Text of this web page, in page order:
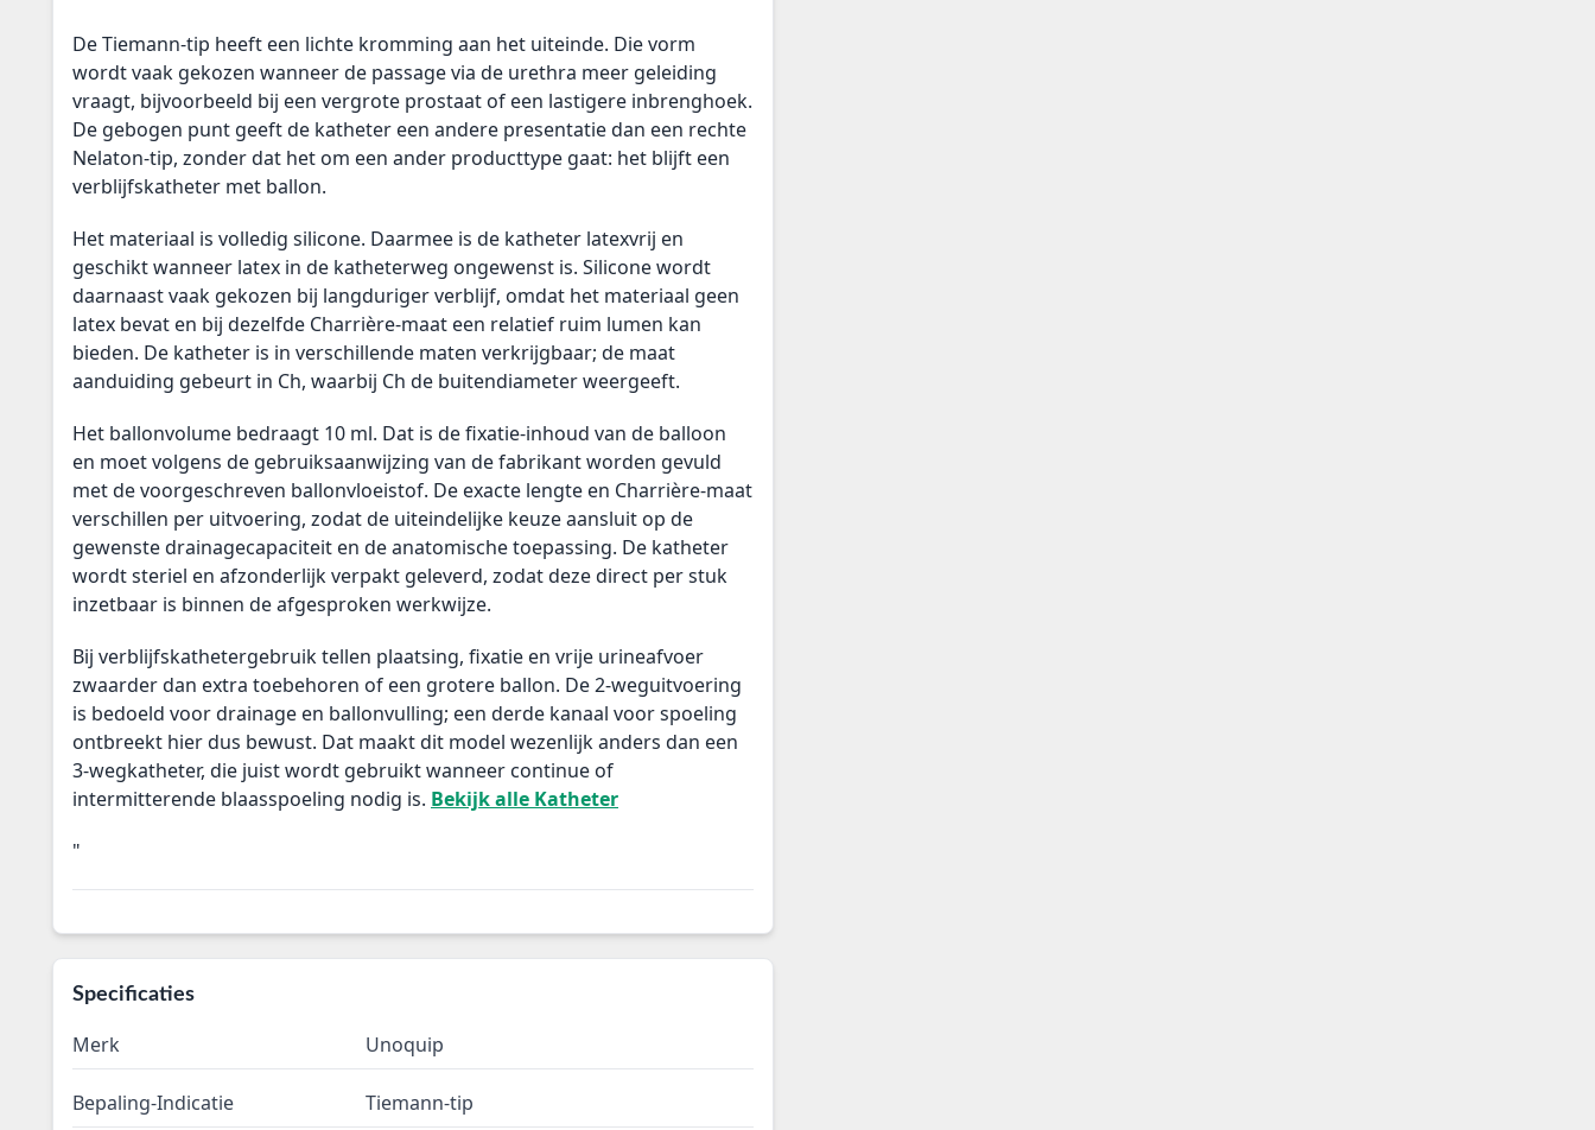
De Tiemann-tip heeft een lichte kromming aan het uiteinde. Die vorm
wordt vaak gekozen wanneer de passage via de urethra meer geleiding
vraagt, bijvoorbeeld bij een vergrote prostaat of een lastigere inbrenghoek.
De gebogen punt geeft de katheter een andere presentatie dan een rechte
Nelaton-tip, zonder dat het om een ander producttype gaat: het blijft een
verblijfskatheter met ballon.
Het materiaal is volledig silicone. Daarmee is de katheter latexvrij en
geschikt wanneer latex in de katheterweg ongewenst is. Silicone wordt
daarnaast vaak gekozen bij langduriger verblijf, omdat het materiaal geen
latex bevat en bij dezelfde Charrière-maat een relatief ruim lumen kan
bieden. De katheter is in verschillende maten verkrijgbaar; de maat
aanduiding gebeurt in Ch, waarbij Ch de buitendiameter weergeeft.
Het ballonvolume bedraagt 10 ml. Dat is de fixatie-inhoud van de balloon
en moet volgens de gebruiksaanwijzing van de fabrikant worden gevuld
met de voorgeschreven ballonvloeistof. De exacte lengte en Charrière-maat
verschillen per uitvoering, zodat de uiteindelijke keuze aansluit op de
gewenste drainagecapaciteit en de anatomische toepassing. De katheter
wordt steriel en afzonderlijk verpakt geleverd, zodat deze direct per stuk
inzetbaar is binnen de afgesproken werkwijze.
Bij verblijfskathetergebruik tellen plaatsing, fixatie en vrije urineafvoer
zwaarder dan extra toebehoren of een grotere ballon. De 2-weguitvoering
is bedoeld voor drainage en ballonvulling; een derde kanaal voor spoeling
ontbreekt hier dus bewust. Dat maakt dit model wezenlijk anders dan een
3-wegkatheter, die juist wordt gebruikt wanneer continue of
intermitterende blaasspoeling nodig is. Bekijk alle Katheter
"
Specificaties
Merk Unoquip
Bepaling-Indicatie Tiemann-tip